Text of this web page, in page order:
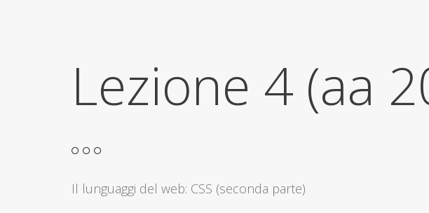
Lezione 4 (aa
Il lunguaggi del web: CSS (seconda parte)